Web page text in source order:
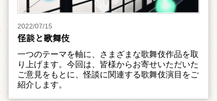
2022/07/15
怪談と歌舞伎
一つのテーマを軸に、さまざまな歌舞伎作品を取
り上げます。今回は、皆様からお寄せいただいた
ご意見をもとに、怪談に関連する歌舞伎演目をご
紹介します。